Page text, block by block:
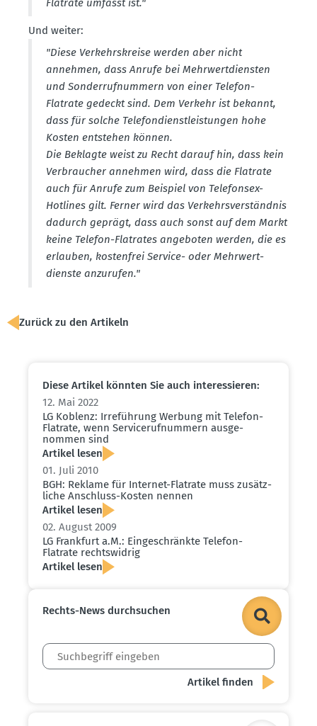
Flatrate umfasst ist."
Und weiter:
"Diese Verkehrs­kreise werden aber nicht
annehmen, dass Anrufe bei Mehrwert­diensten
und Sonder­ruf­nummern von einer Telefon-
Flatrate gedeckt sind. Dem Verkehr ist bekannt,
dass für solche Telefon­dienst­leis­tungen hohe
Kosten entstehen können.
Die Beklagte weist zu Recht darauf hin, dass kein
Verbraucher annehmen wird, dass die Flatrate
auch für An­rufe zum Beispiel von Telefonsex-
Hotlines gilt. Ferner wird das Verkehrs­ver­ständnis
dadurch ge­prägt, dass auch sonst auf dem Markt
keine Telefon-Flatrates angeboten werden, die es
erlau­ben, kostenfrei Service- oder Mehrwert­
dienste anzurufen."
Zurück zu den Artikeln
Diese Artikel könnten Sie auch inter­es­sieren:
12. Mai 2022
LG Koblenz: Irreführung Werbung mit Telefon-
Flatrate, wenn Servi­ce­ruf­nummern ausge­
nommen sind
Artikel lesen
01. Juli 2010
BGH: Reklame für Internet-Flatrate muss zusätz­
liche Anschluss-Kosten nennen
Artikel lesen
02. August 2009
LG Frankfurt a.M.: Einge­schränkte Telefon-
Flatrate rechts­widrig
Artikel lesen
Rechts-News durch­suchen